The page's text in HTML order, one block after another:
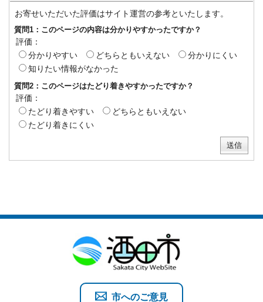
お寄せいただいた評価はサイト運営の参考といたします。
質問1：このページの内容は分かりやすかったですか？
評価：
分かりやすい
どちらともいえない
分かりにくい
知りたい情報がなかった
質問2：このページはたどり着きやすかったですか？
評価：
たどり着きやすい
どちらともいえない
たどり着きにくい
市へのご意見